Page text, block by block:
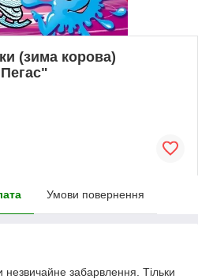
(зима корова)
Умови повернення
забарвлення. Тільки